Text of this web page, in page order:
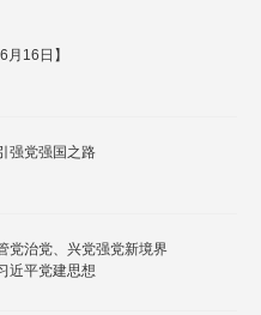
16日】
强党强国之路
党治党、兴党强党新境界
平党建思想